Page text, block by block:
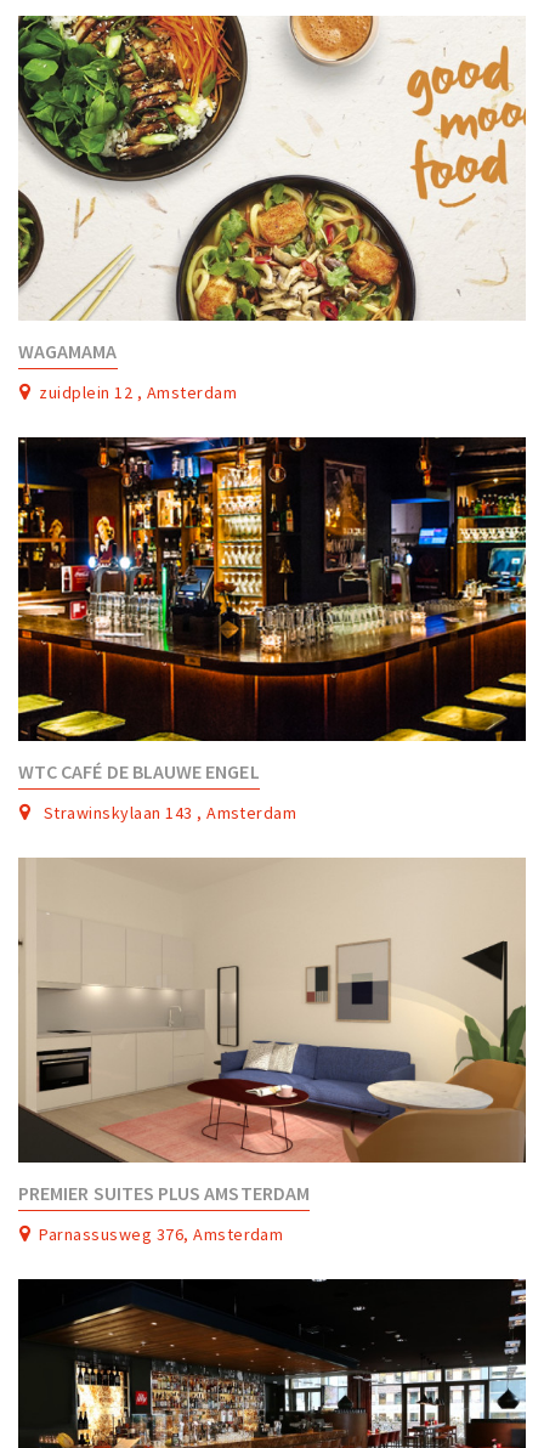
WAGAMAMA
zuidplein 12 , Amsterdam
WTC CAFÉ DE BLAUWE ENGEL
Strawinskylaan 143 , Amsterdam
PREMIER SUITES PLUS AMSTERDAM
Parnassusweg 376, Amsterdam